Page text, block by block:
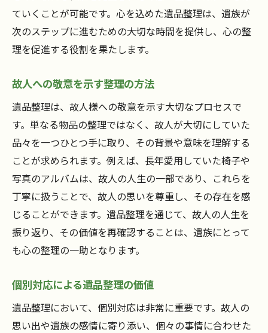
ていくことが可能です。心を込めた遺品整理は、遺族が
次のステップに進むための大切な時間を提供し、心の整
理を促進する役割を果たします。
故人への敬意を示す整理の方法
遺品整理は、故人様への敬意を示す大切なプロセスで
す。単なる物品の整理ではなく、故人が大切にしていた
品々を一つひとつ手に取り、その背景や意味を理解する
ことが求められます。例えば、長年愛用していた椅子や
写真のアルバムは、故人の人生の一部であり、これらを
丁寧に扱うことで、故人の思いを尊重し、その存在を感
じることができます。遺品整理を通じて、故人の人生を
振り返り、その価値を再確認することは、遺族にとって
も心の整理の一助となります。
個別対応による遺品整理の価値
遺品整理において、個別対応は非常に重要です。故人の
思い出や遺族の感情に寄り添い、個々の事情に合わせた